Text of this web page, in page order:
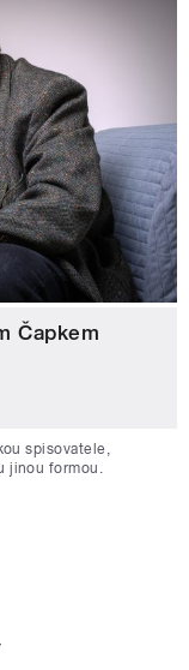
Čapkem
spisovatele,
jinou formou.